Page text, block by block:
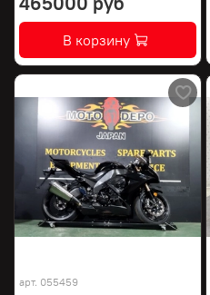
В корзину
арт. 055459